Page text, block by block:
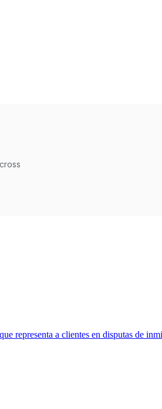
representa a clientes en disputas de